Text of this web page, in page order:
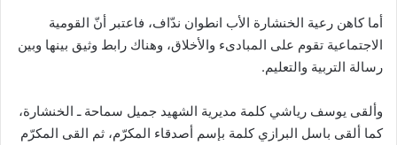
أما كاهن رعية الخنشارة الأب انطوان ندّاف، فاعتبر أنّ القومية
الاجتماعية تقوم على المبادىء والأخلاق، وهناك رابط وثيق بينها وبين
رسالة التربية والتعليم.
وألقى يوسف رياشي كلمة مديرية الشهيد جميل سماحة ـ الخنشارة،
كما ألقى باسل البرازي كلمة بإسم أصدقاء المكرّم، ثم القى المكرّم